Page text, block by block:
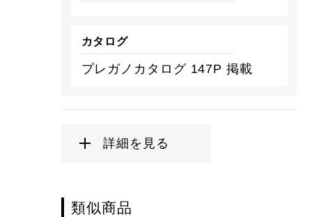
カタログ
プレガノカタログ 147P 掲載
詳細を見る
類似商品